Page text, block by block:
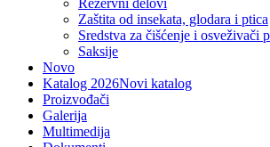
Rezervni delovi
Zaštita od insekata, glodara i ptica
Sredstva za čišćenje i osveživači
Saksije
Novo
Katalog 2026Novi katalog
Proizvođači
Galerija
Multimedija